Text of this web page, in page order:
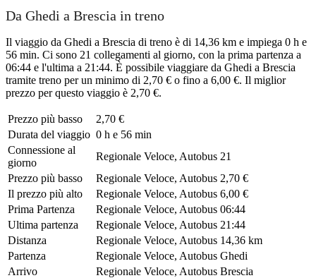
Da Ghedi a Brescia in treno
Il viaggio da Ghedi a Brescia di treno è di 14,36 km e impiega 0 h e
56 min. Ci sono 21 collegamenti al giorno, con la prima partenza a
06:44 e l'ultima a 21:44. È possibile viaggiare da Ghedi a Brescia
tramite treno per un minimo di 2,70 € o fino a 6,00 €. Il miglior
prezzo per questo viaggio è 2,70 €.
Prezzo più basso
2,70 €
Durata del viaggio 0 h e 56 min
Connessione al
giorno
Regionale Veloce, Autobus 21
Prezzo più basso
Regionale Veloce, Autobus 2,70 €
Il prezzo più alto
Regionale Veloce, Autobus 6,00 €
Prima Partenza
Regionale Veloce, Autobus 06:44
Ultima partenza
Regionale Veloce, Autobus 21:44
Distanza
Regionale Veloce, Autobus 14,36 km
Partenza
Regionale Veloce, Autobus Ghedi
Arrivo
Regionale Veloce, Autobus Brescia